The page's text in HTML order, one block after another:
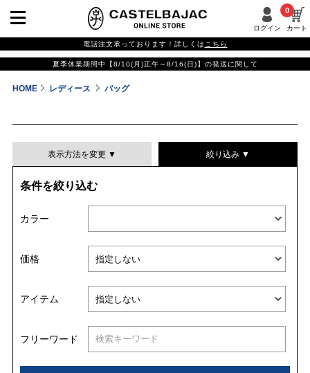
ログイン カート
0
電話注文承っております！詳しくは こちら
夏季休業期間中【8/10(月)正午～8/16(日)】の発送に関して
HOME レディース バッグ
表示方法を変更 ▼
並び替える
絞り込み ▼
条件を絞り込む
カラー
価格
アイテム
フリーワード